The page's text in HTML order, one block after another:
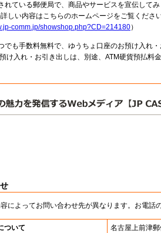
れている郵便局で、商品やサービスを宣伝して
しい内容はこちらのホームページをご覧くださ
comm.jp/showshop.php?CD=214180）
でも手数料無料で、ゆうちょ口座のお預け入れ
け入れ・お引き出しは、別途、ATM硬貨預払料
によってお問い合わせ先が異なります。お電話
ついて 名古屋上前津